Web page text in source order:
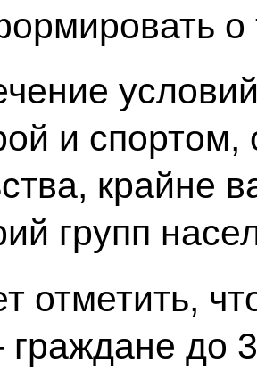
о
и
крайне
групп
отметить,
граждане до